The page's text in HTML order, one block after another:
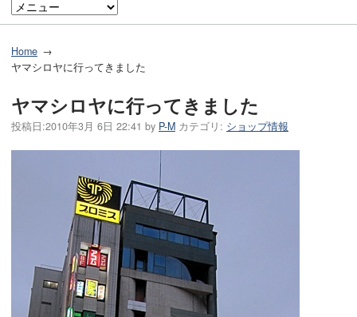
Home
ヤマシロヤに行ってきました
ヤマシロヤに行ってきました
投稿日:2010年3月 6日 22:41 by P-M カテゴリ: ショップ情報